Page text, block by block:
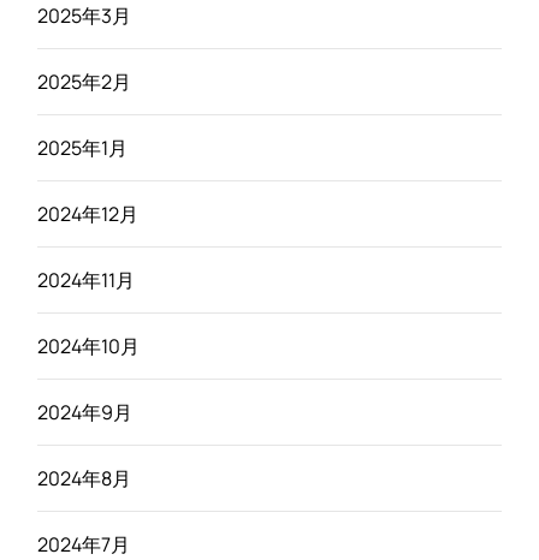
2025年3月
2025年2月
2025年1月
2024年12月
2024年11月
2024年10月
2024年9月
2024年8月
2024年7月